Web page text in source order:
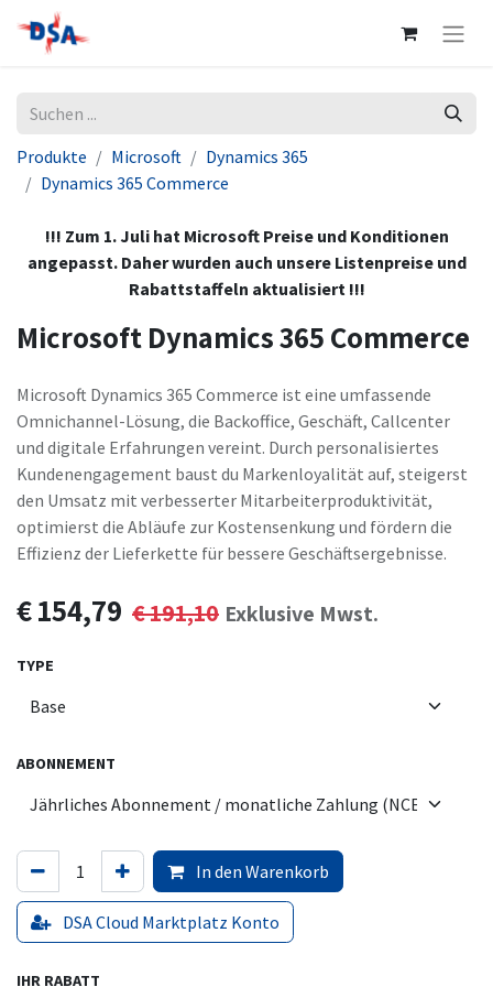
Produkte Microsoft
Dynamics 365
Dynamics 365 Commerce
!!! Zum 1. Juli hat Microsoft Preise und Konditionen
angepasst. Daher wurden auch unsere Listenpreise und
Rabattstaffeln aktualisiert !!!
Microsoft Dynamics 365 Commerce
Microsoft Dynamics 365 Commerce ist eine umfassende
Omnichannel-Lösung, die Backoffice, Geschäft, Callcenter
und digitale Erfahrungen vereint. Durch personalisiertes
Kundenengagement baust du Markenloyalität auf, steigerst
den Umsatz mit verbesserter Mitarbeiterproduktivität,
optimierst die Abläufe zur Kostensenkung und fördern die
Effizienz der Lieferkette für bessere Geschäftsergebnisse.
€154,79 €191,10 Exklusive Mwst.
TYPE
ABONNEMENT
In den Warenkorb
DSA Cloud Marktplatz Konto
IHR RABATT